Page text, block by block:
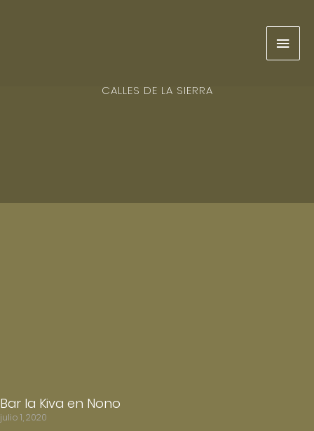
CALLES DE LA SIERRA
Bar la Kiva en Nono
julio 1, 2020